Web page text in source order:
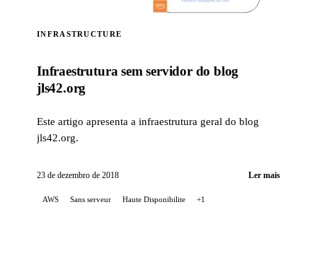
INFRASTRUCTURE
Infraestrutura sem servidor do blog
jls42.org
Este artigo apresenta a infraestrutura geral do blog
jls42.org.
23 de dezembro de 2018 Ler mais
AWS Sans serveur Haute Disponibilite +1